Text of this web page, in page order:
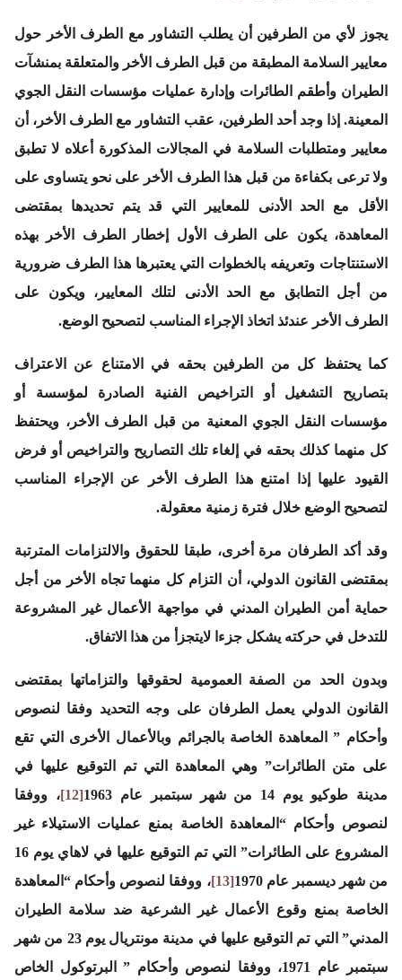
يجوز لأي من الطرفين أن يطلب التشاور مع الطرف الأخر حول
معايير السلامة المطبقة من قبل الطرف الأخر والمتعلقة بمنشآت
الطيران وأطقم الطائرات وإدارة عمليات مؤسسات النقل الجوي
المعينة. إذا وجد أحد الطرفين، عقب التشاور مع الطرف الأخر، أن
معايير ومتطلبات السلامة في المجالات المذكورة أعلاه لا تطبق
ولا ترعى بكفاءة من قبل هذا الطرف الأخر على نحو يتساوى على
الأقل مع الحد الأدنى للمعايير التي قد يتم تحديدها بمقتضى
المعاهدة، يكون على الطرف الأول إخطار الطرف الأخر بهذه
الاستنتاجات وتعريفه بالخطوات التي يعتبرها هذا الطرف ضرورية
من أجل التطابق مع الحد الأدنى لتلك المعايير، ويكون على
الطرف الأخر عندئذ اتخاذ الإجراء المناسب لتصحيح الوضع.
كما يحتفظ كل من الطرفين بحقه في الامتناع عن الاعتراف
بتصاريح التشغيل أو التراخيص الفنية الصادرة لمؤسسة أو
مؤسسات النقل الجوي المعنية من قبل الطرف الأخر، ويحتفظ
كل منهما كذلك بحقه في إلغاء تلك التصاريح والتراخيص أو فرض
القيود عليها إذا امتنع هذا الطرف الأخر عن الإجراء المناسب
لتصحيح الوضع خلال فترة زمنية معقولة.
وقد أكد الطرفان مرة أخرى، طبقا للحقوق والالتزامات المترتبة
بمقتضى القانون الدولي، أن التزام كل منهما تجاه الأخر من أجل
حماية أمن الطيران المدني في مواجهة الأعمال غير المشروعة
للتدخل في حركته يشكل جزءا لايتجزأ من هذا الاتفاق.
وبدون الحد من الصفة العمومية لحقوقها والتزاماتها بمقتضى
القانون الدولي يعمل الطرفان على وجه التحديد وفقا لنصوص
وأحكام ” المعاهدة الخاصة بالجرائم وبالأعمال الأخرى التي تقع
على متن الطائرات” وهي المعاهدة التي تم التوقيع عليها في
مدينة طوكيو يوم 14 من شهر سبتمبر عام 1963
[12]
، ووفقا
لنصوص وأحكام “المعاهدة الخاصة بمنع عمليات الاستيلاء غير
المشروع على الطائرات” التي تم التوقيع عليها في لاهاي يوم 16
من شهر ديسمبر عام 1970
[13]
، ووفقا لنصوص وأحكام “المعاهدة
الخاصة بمنع وقوع الأعمال غير الشرعية ضد سلامة الطيران
المدني” التي تم التوقيع عليها في مدينة مونتريال يوم 23 من شهر
سبتمبر عام 1971، ووفقا لنصوص وأحكام ” البرتوكول الخاص